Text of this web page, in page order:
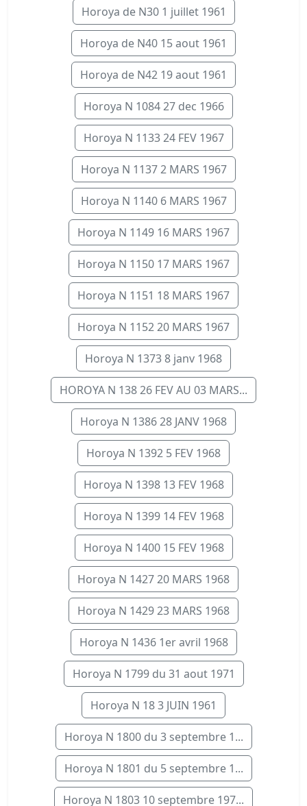
Horoya de N30 1 juillet 1961
Horoya de N40 15 aout 1961
Horoya de N42 19 aout 1961
Horoya N 1084 27 dec 1966
Horoya N 1133 24 FEV 1967
Horoya N 1137 2 MARS 1967
Horoya N 1140 6 MARS 1967
Horoya N 1149 16 MARS 1967
Horoya N 1150 17 MARS 1967
Horoya N 1151 18 MARS 1967
Horoya N 1152 20 MARS 1967
Horoya N 1373 8 janv 1968
HOROYA N 138 26 FEV AU 03 MARS...
Horoya N 1386 28 JANV 1968
Horoya N 1392 5 FEV 1968
Horoya N 1398 13 FEV 1968
Horoya N 1399 14 FEV 1968
Horoya N 1400 15 FEV 1968
Horoya N 1427 20 MARS 1968
Horoya N 1429 23 MARS 1968
Horoya N 1436 1er avril 1968
Horoya N 1799 du 31 aout 1971
Horoya N 18 3 JUIN 1961
Horoya N 1800 du 3 septembre 1...
Horoya N 1801 du 5 septembre 1...
Horoya N 1803 10 septembre 197...